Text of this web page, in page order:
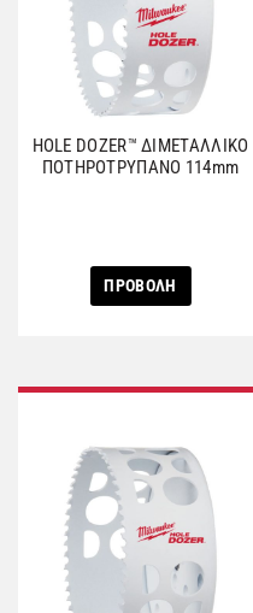
HOLE DOZER™ ΔΙΜΕΤΑΛΛΙΚΟ
ΠΟΤΗΡΟΤΡΥΠΑΝΟ 114mm
ΠΡΟΒΟΛΗ